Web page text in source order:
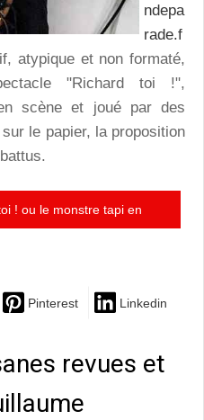
ndepa
rade.f
atypique et non formaté,
"Richard toi !",
scène et joué par des
le papier, la proposition
! ou le monstre tapi en
Pinterest Linkedin
revues et